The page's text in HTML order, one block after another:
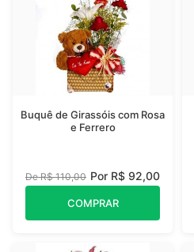
Buquê de Girassóis com Rosa
e Ferrero
De R$ 110,00 Por R$ 92,00
COMPRAR